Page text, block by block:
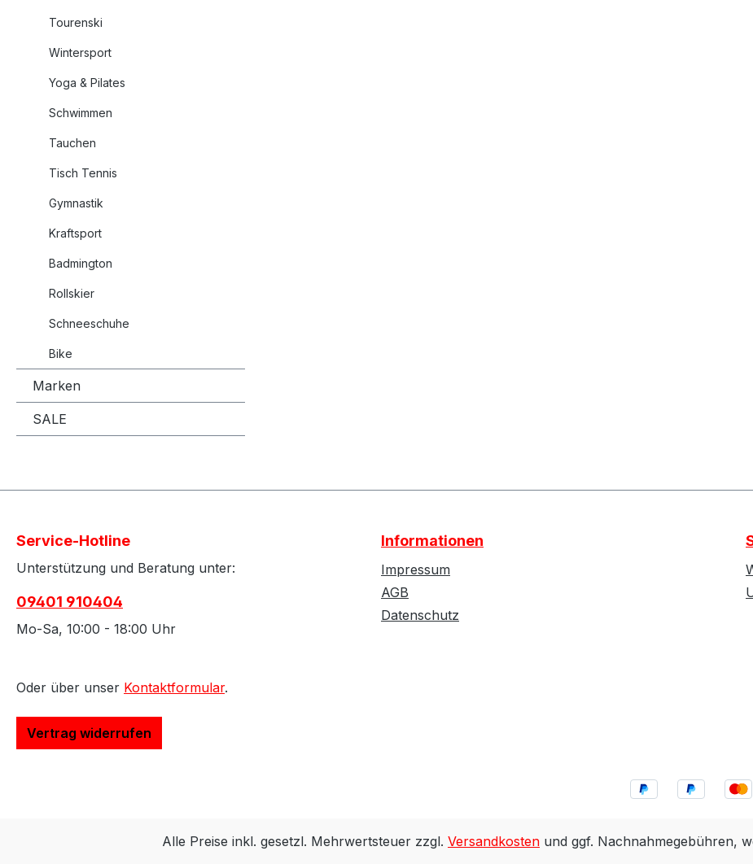
Tourenski
Wintersport
Yoga & Pilates
Schwimmen
Tauchen
Tisch Tennis
Gymnastik
Kraftsport
Badmington
Rollskier
Schneeschuhe
Bike
Marken
SALE
Service-Hotline
Unterstützung und Beratung unter:
09401 910404
Mo-Sa, 10:00 - 18:00 Uhr
Oder über unser Kontaktformular.
Vertrag widerrufen
Informationen
Impressum
AGB
Datenschutz
Alle Preise inkl. gesetzl. Mehrwertsteuer zzgl. Versandkosten und ggf. Nachnahmegebühren,